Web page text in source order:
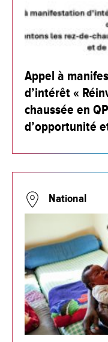
Appel à
d’intérêt «
chaussée en
d’opportunité
National